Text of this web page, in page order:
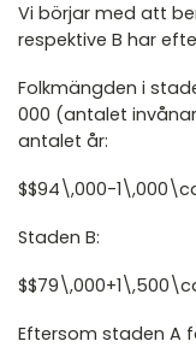
Vi börjar med att
respektive B har
Folkmängden i
000 (antalet
antalet år:
$$94\,000-
Staden B:
Eftersom staden A
2018
2017
2014